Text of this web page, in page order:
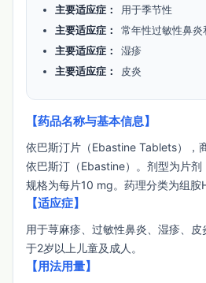
主要适应症：
用于季节性
主要适应症：
常年性过敏性鼻
主要适应症：
湿疹
主要适应症：
皮炎
【药品名称与基本信息】
依巴斯汀片（Ebastine Tablets），
依巴斯汀（Ebastine）。剂型为片
规格为每片10 mg。药理分类为组胺
【适应症】
用于荨麻疹、过敏性鼻炎、湿疹、
于2岁以上儿童及成人。
【用法用量】